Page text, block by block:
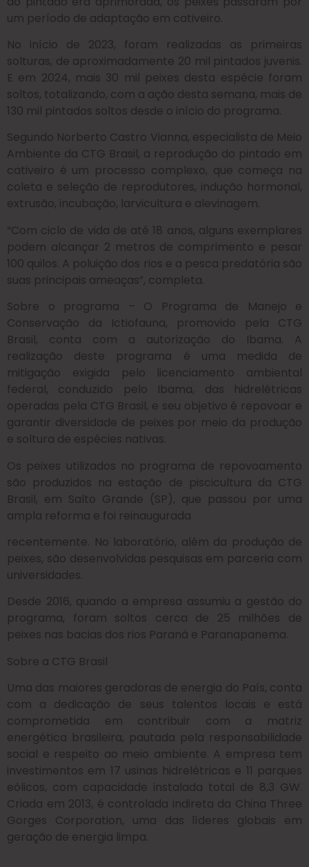
um período de adaptação em cativeiro.
No início de 2023, foram realizadas as primeiras
solturas, de aproximadamente 20 mil pintados juvenis.
E em 2024, mais 30 mil peixes desta espécie foram
soltos, totalizando, com a ação desta semana, mais de
130 mil pintados soltos desde o início do programa.
Segundo Norberto Castro Vianna, especialista de Meio
Ambiente da CTG Brasil, a reprodução do pintado em
cativeiro é um processo complexo, que começa na
coleta e seleção de reprodutores, indução hormonal,
extrusão, incubação, larvicultura e alevinagem.
“Com ciclo de vida de até 18 anos, alguns exemplares
podem alcançar 2 metros de comprimento e pesar
100 quilos. A poluição dos rios e a pesca predatória são
suas principais ameaças”, completa.
Sobre o programa – O Programa de Manejo e
Conservação da Ictiofauna, promovido pela CTG
Brasil, conta com a autorização do Ibama. A
realização deste programa é uma medida de
mitigação exigida pelo licenciamento ambiental
federal, conduzido pelo Ibama, das hidrelétricas
operadas pela CTG Brasil, e seu objetivo é repovoar e
garantir diversidade de peixes por meio da produção
e soltura de espécies nativas.
Os peixes utilizados no programa de repovoamento
são produzidos na estação de piscicultura da CTG
Brasil, em Salto Grande (SP), que passou por uma
ampla reforma e foi reinaugurada
recentemente. No laboratório, além da produção de
peixes, são desenvolvidas pesquisas em parceria com
universidades.
Desde 2016, quando a empresa assumiu a gestão do
programa, foram soltos cerca de 25 milhões de
peixes nas bacias dos rios Paraná e Paranapanema.
Sobre a CTG Brasil
Uma das maiores geradoras de energia do País, conta
com a dedicação de seus talentos locais e está
comprometida em contribuir com a matriz
energética brasileira, pautada pela responsabilidade
social e respeito ao meio ambiente. A empresa tem
investimentos em 17 usinas hidrelétricas e 11 parques
eólicos, com capacidade instalada total de 8,3 GW.
Criada em 2013, é controlada indireta da China Three
Gorges Corporation, uma das líderes globais em
geração de energia limpa.